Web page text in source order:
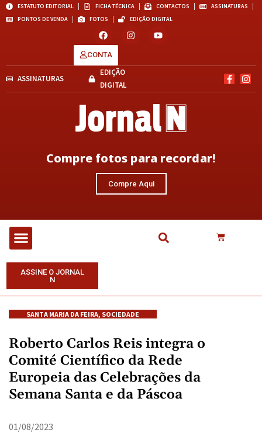
ESTATUTO EDITORIAL FICHA TÉCNICA CONTACTOS
ASSINATURAS
PONTOS DE VENDA
FOTOS EDIÇÃO DIGITAL
CONTA
ASSINATURAS
EDIÇÃO
DIGITAL
Compre fotos para recordar!
Compre Aqui
ASSINE O JORNAL
N
SANTA MARIA DA FEIRA, SOCIEDADE
Roberto Carlos Reis integra o
Comité Científico da Rede
Europeia das Celebrações da
Semana Santa e da Páscoa
01/08/2023